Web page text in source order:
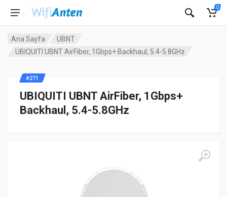
0
Ana Sayfa
UBNT
UBIQUITI UBNT AirFiber, 1Gbps+ Backhaul, 5.4-5.8GHz
UBIQUITI UBNT AirFiber, 1Gbps+
Backhaul, 5.4-5.8GHz
#271